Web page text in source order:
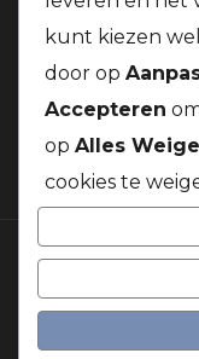
© 2026
LINKS &
kunt kiezen
door op
Accepteren
op Alles
cookies te